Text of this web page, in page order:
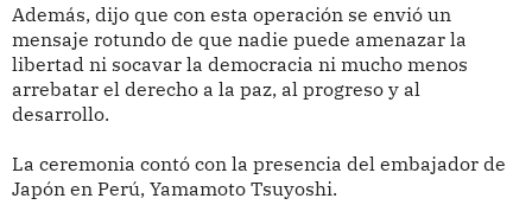
Además, dijo que con esta operación se envió un
mensaje rotundo de que nadie puede amenazar la
libertad ni socavar la democracia ni mucho menos
arrebatar el derecho a la paz, al progreso y al
desarrollo.
La ceremonia contó con la presencia del embajador de
Japón en Perú, Yamamoto Tsuyoshi.